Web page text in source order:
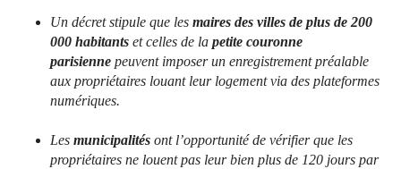
Un décret stipule que les maires des villes de plus de 200
000 habitants et celles de la petite couronne
parisienne peuvent imposer un enregistrement préalable
aux propriétaires louant leur logement via des plateformes
numériques.
Les municipalités ont l’opportunité de vérifier que les
propriétaires ne louent pas leur bien plus de 120 jours par